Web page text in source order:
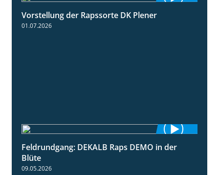
Vorstellung der Rapssorte DK Plener
01.07.2026
2:37
Feldrundgang: DEKALB Raps DEMO in der
Blüte
09.05.2026